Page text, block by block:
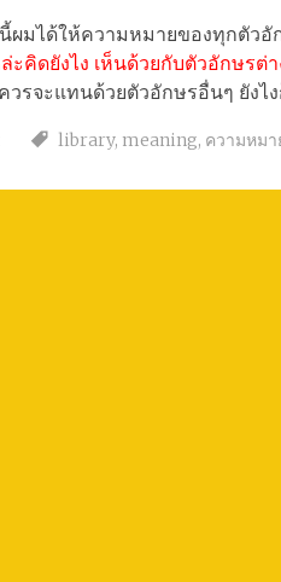
นี้ผมได้ให้ความหมายของทุกตัวอั
ะคิดยังไง เห็นด้วยกับตัวอักษรต่
วรจะแทนด้วยตัวอักษรอื่นๆ ยังไ
library, meaning, ความหมา